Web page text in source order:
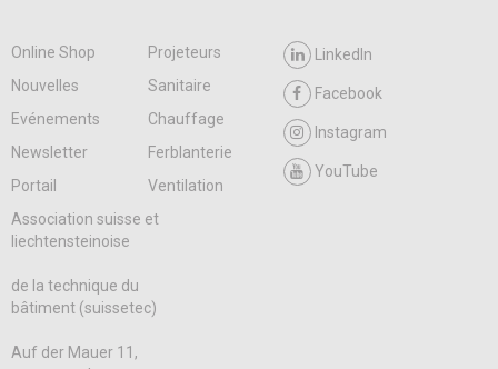
Online Shop
Projeteurs
Nouvelles
Sanitaire
Evénements
Chauffage
Newsletter
Ferblanterie
Portail
Ventilation
LinkedIn
Facebook
Instagram
YouTube
Association suisse et
liechtensteinoise
de la technique du
bâtiment (suissetec)
Auf der Mauer 11,